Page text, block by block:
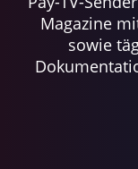
Magazine
sowie